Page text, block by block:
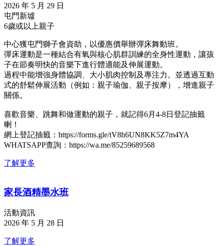
2026 年 5 月 29 日
屯門新墟
6歲或以上親子
中心獲屯門獅子會資助，以優惠價舉辦彈床舞動班。
彈床運動是一種結合有氧與核心肌群訓練的全身性運動，讓孩
子在節奏明快的音樂下進行體適能及伸展運動。
過程中能增強身體協調、大小肌肉控制及專注力。並透過互動
式的舒鬆伸展活動（例如：親子瑜伽、親子按摩），增進親子
關係。
喜歡音樂、跳舞和做運動的親子，就記得6月4-8日登記抽籤
喇！
網上登記抽籤：https://forms.gle/tV8h6UN8KK5Z7m4YA
WHATSAPP查詢：https://wa.me/85259689568
了解更多
家長酒精墨水班
活動資訊
2026 年 5 月 28 日
了解更多